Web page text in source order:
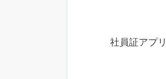
社員証アプ